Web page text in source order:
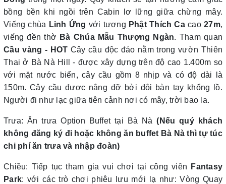
bồng bền khi ngồi trên Cabin lơ lững giữa chừng mây.
Viếng chùa Linh Ứng với tượng Phật Thích Cacao27m,
viếng đền thờ Bà Chúa Mẫu Thượng Ngàn. Tham quan
Cầu vàng - HOT Cây cầu độc đáo nằm trong vườn Thiên
Thai ở Bà Nà Hill - được xây dựng trên độ cao 1.400m so
với mặt nước biển, cây cầu gồm 8 nhịp và có độ dài là
150m. Cây cầu được nâng đỡ bởi đôi bàn tay khổng lồ.
Người đi như lạc giữa tiên cảnh nơi có mây, trời bao la.
Trưa: Ăn trưa Option Buffet tại Bà Nà(Nếu quý khách
không đăng ký đi hoặc không ăn buffet Bà Nà thì tự túc
chi phí ăn trưa và nhập đoàn)
Chiều: Tiếp tục tham gia vui chơi tại công viên
Fantasy
Park: với các trò chơi phiêu lưu mới lạ như: Vòng Quay